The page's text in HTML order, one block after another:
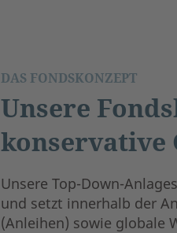
DAS FONDSKONZEPT
Unsere
konservative
Unsere Top-Down-
und setzt innerhalb der
(Anleihen) sowie globale